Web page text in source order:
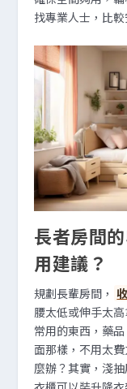
找專業人士，比較
長者房間
用建議？
規劃長輩房間，
腰太低或伸手太
常用的東西，藥
面那樣，不用太
麼辦？其實，淺